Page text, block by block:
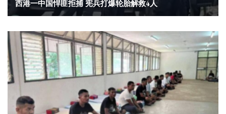
西港一中国悍匪拒捕 宪兵打爆轮胎解救4人